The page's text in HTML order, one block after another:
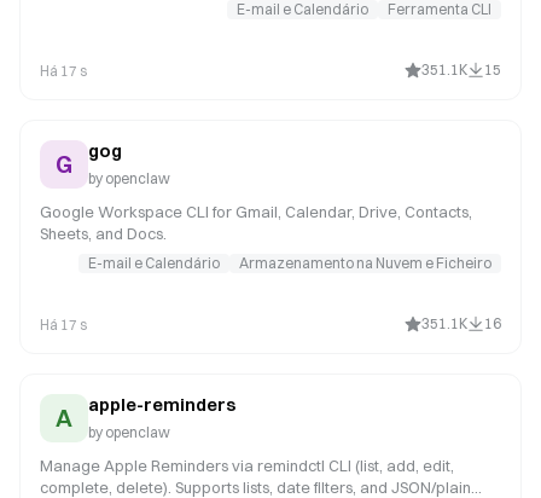
E-mail e Calendário Ferramenta CLI
Há 17 s 351.1K 15
G gog
by openclaw
Google Workspace CLI for Gmail, Calendar, Drive, Contacts,
Sheets, and Docs.
E-mail e Calendário Armazenamento na Nuvem e Ficheiro
Há 17 s 351.1K 16
A apple-reminders
by openclaw
Manage Apple Reminders via remindctl CLI (list, add, edit,
complete, delete). Supports lists, date filters, and JSON/plain